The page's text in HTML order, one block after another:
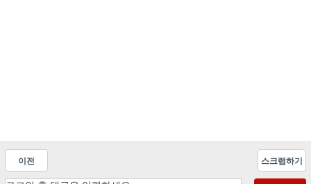
이전 스크랩하기